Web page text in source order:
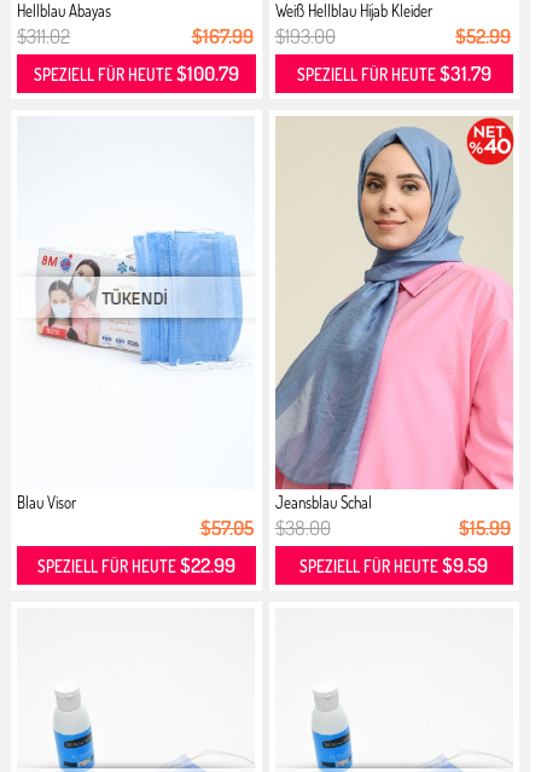
Hellblau Abayas
$311.02 $167.99
SPEZIELL FÜR HEUTE$100.79
Weiß Hellblau Hijab Kleider
$193.00 $52.99
SPEZIELL FÜR HEUTE$31.79
Blau Visor
$57.05
SPEZIELL FÜR HEUTE$22.99
Jeansblau Schal
$38.00 $15.99
SPEZIELL FÜR HEUTE$9.59